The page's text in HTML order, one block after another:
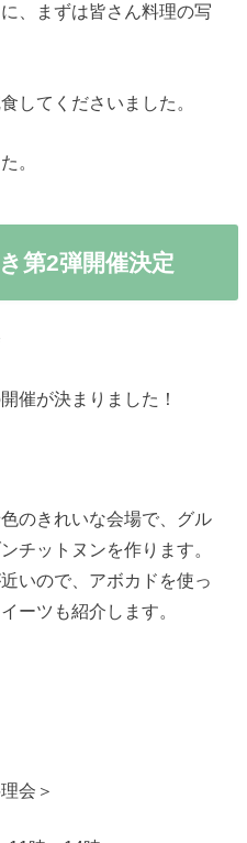
、まずは皆さん料理の写
してくださいました。
。
第2弾開催決定
催が決まりました！
のきれいな会場で、グル
チットヌンを作ります。
いので、アボカドを使っ
ーツも紹介します。
会＞